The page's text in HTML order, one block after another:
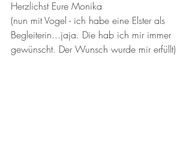
Herzlichst Eure Monika
(nun mit Vogel - ich habe eine Elster als
Begleiterin...jaja. Die hab ich mir immer
gewünscht. Der Wunsch wurde mir erfüllt)